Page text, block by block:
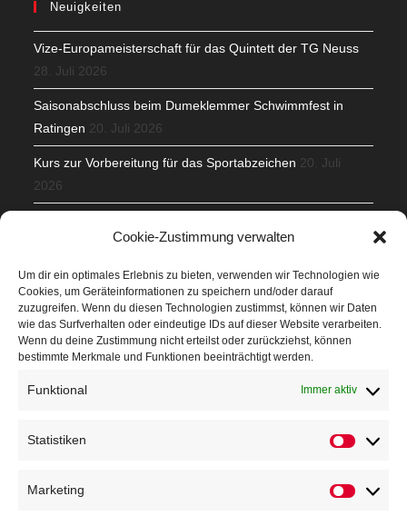
Cookie-Zustimmung verwalten
Um dir ein optimales Erlebnis zu bieten, verwenden wir Technologien wie
Cookies, um Geräteinformationen zu speichern und/oder darauf
zuzugreifen. Wenn du diesen Technologien zustimmst, können wir Daten
wie das Surfverhalten oder eindeutige IDs auf dieser Website verarbeiten.
Wenn du deine Zustimmung nicht erteilst oder zurückziehst, können
bestimmte Merkmale und Funktionen beeinträchtigt werden.
Funktional Immer aktiv
Statistiken
Marketing
Neuigkeiten
Vize-Europameisterschaft für das Quintett der TG Neuss
28. Juli 2026
Saisonabschluss beim Dumeklemmer Schwimmfest in
Ratingen 20. Juli 2026
Kurs zur Vorbereitung für das Sportabzeichen 20. Juli
2026
Veranstaltungen
Höffner Run
Kindersportfest